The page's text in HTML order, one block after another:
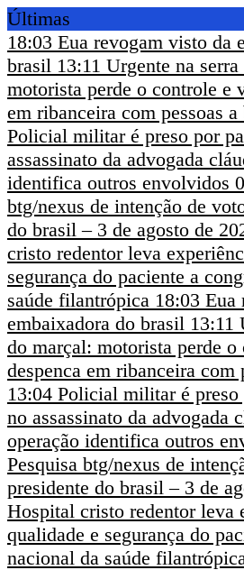
Últimas
18:03 Eua revogam visto da
brasil 13:11 Urgente na
motorista perde o controle e
em ribanceira com pessoas a
Policial militar é preso por
assassinato da advogada
identifica outros envolvidos
btg/nexus de intenção de
do brasil – 3 de agosto de
cristo redentor leva
segurança do paciente a
saúde filantrópica 18:03 Eua
embaixadora do brasil 13:11
do marçal: motorista perde
despenca em ribanceira com
13:04 Policial militar é preso
no assassinato da advogada
operação identifica outros
Pesquisa btg/nexus de
presidente do brasil – 3 de
Hospital cristo redentor leva
qualidade e segurança do
nacional da saúde